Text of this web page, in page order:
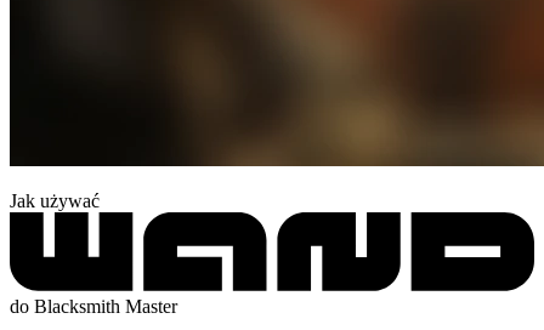
Jak używać
do Blacksmith Master